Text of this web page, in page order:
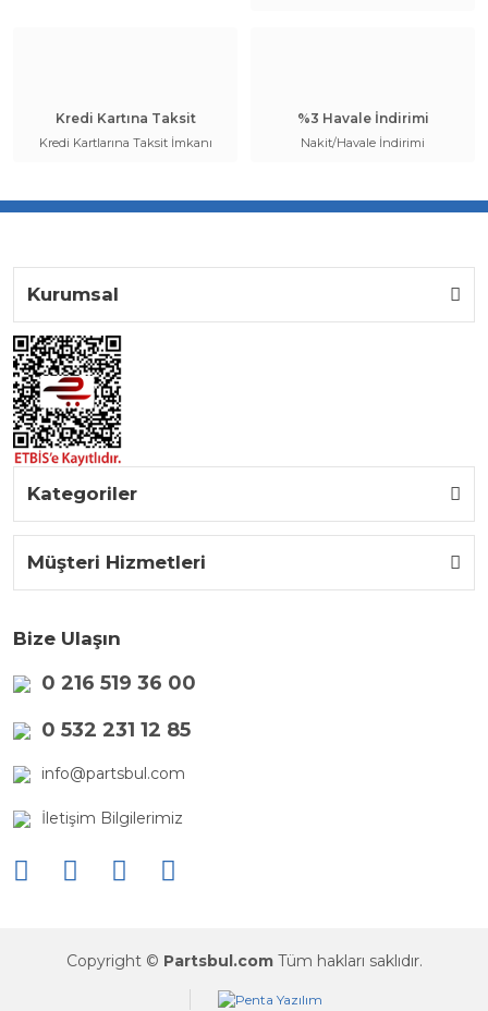
Kredi Kartına Taksit
Kredi Kartlarına Taksit İmkanı
%3 Havale İndirimi
Nakit/Havale İndirimi
Kurumsal
Kategoriler
Müşteri Hizmetleri
Bize Ulaşın
0 216 519 36 00
0 532 231 12 85
info@partsbul.com
İletişim Bilgilerimiz
Copyright © Partsbul.com Tüm hakları saklıdır.